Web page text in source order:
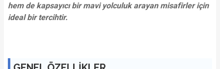
hem de kapsayıcı bir mavi yolculuk arayan misafirler için
ideal bir tercihtir.